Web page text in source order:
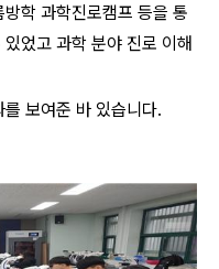
학 과학진로캠프 등을 통
었고 과학 분야 진로 이해
보여준 바 있습니다.